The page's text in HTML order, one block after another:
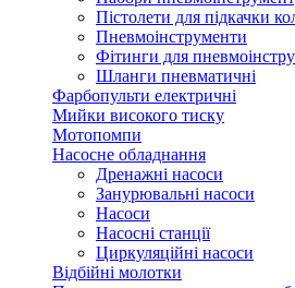
Пістолети для підкачки
Пневмоінструменти
Фітинги для
Шланги пневматичні
Фарбопульти електричні
Мийки високого тиску
Мотопомпи
Насосне обладнання
Дренажні насоси
Занурювальні насоси
Насоси
Насосні станції
Циркуляційні насоси
Відбійні молотки